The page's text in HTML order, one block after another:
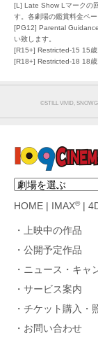
[L] Late Show Lマークの
す。各劇場の鑑賞料金ペー
[PG12] Parental
い致します。
[R15+] Restricted-15 15歳
[R18+] Restricted-18 18歳
©︎STILL VIVID,
HOME IMAX®|
上映中の作品
公開予定作品
ニュース・キャ
サービス案内
チケット購入・
お問い合わせ